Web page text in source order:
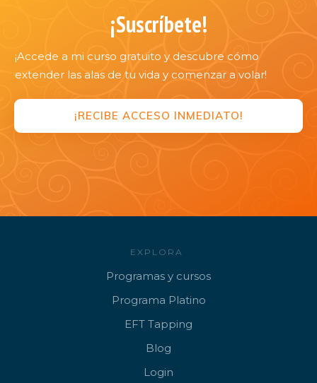
¡Suscríbete!
¡Accede a mi curso gratuito y descubre cómo
extender las alas de tu vida y comenzar a volar!
¡RECIBE ACCESO INMEDIATO!
EXPLORA
Programas y cursos
Programa Platino
EFT Tapping
Blog
Login